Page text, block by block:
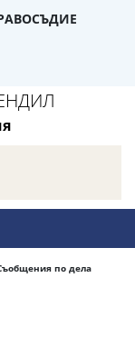
по дела